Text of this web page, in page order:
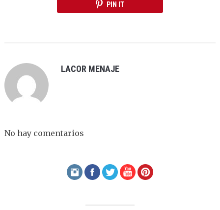
PIN IT
LACOR MENAJE
No hay comentarios